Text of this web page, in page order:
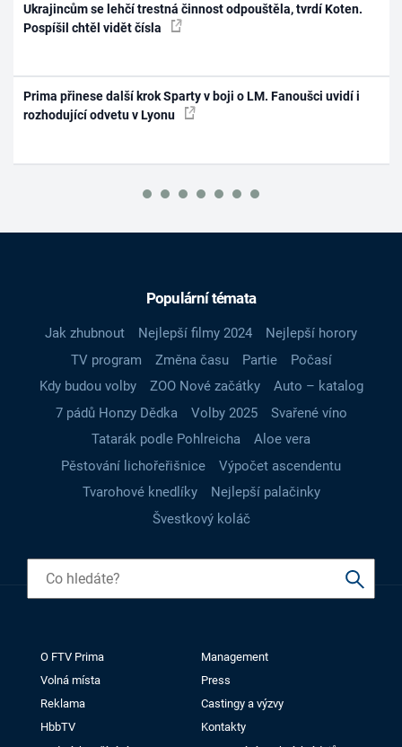
Ukrajincům se lehčí trestná činnost odpouštěla, tvrdí Koten.
Pospíšil chtěl vidět čísla
Prima přinese další krok Sparty v boji o LM. Fanoušci uvidí i
rozhodující odvetu v Lyonu
Populární témata
Jak zhubnout Nejlepší filmy 2024
Nejlepší horory
TV program
Změna času Partie
Počasí
Kdy budou volby
ZOO Nové začátky
Auto – katalog
7 pádů Honzy Dědka
Volby 2025
Svařené víno
Tatarák podle Pohlreicha
Aloe vera
Pěstování lichořeřišnice
Výpočet ascendentu
Tvarohové knedlíky
Nejlepší palačinky
Švestkový koláč
O FTV Prima
Management
Volná místa
Press
Reklama
Castingy a výzvy
HbbTV
Kontakty